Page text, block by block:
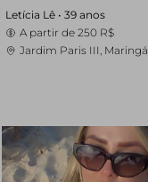
Letícia Lê • 39 anos
A partir de 250 R$
Jardim Paris III, Maringá